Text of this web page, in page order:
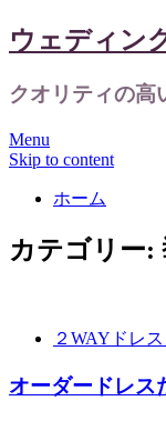
ウェディン
クオリティの高
Menu
Skip to content
ホーム
カテゴリー:
２WAYドレ
オーダードレス